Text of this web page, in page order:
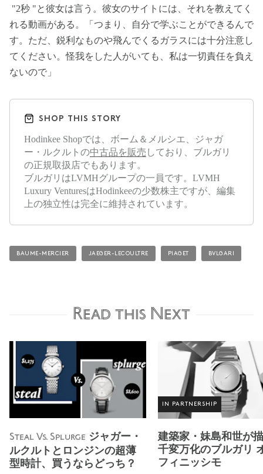
"2秒 "と彼女は言う。彼女のサイトには、それを教えてく
れる動画がある。「つまり、自分で学ぶことができるんで
す。ただ、鋭利なものや飛んでくるガラスには十分注意し
てください。怪我をした人がいても、私は一切責任を負え
ないので」
SHOP THIS STORY
Hodinkee Shopでは、ボーム＆メルシエ、ジャガ
ー・ルクルトの中古品を販売 しており、ブルガリ
の正規取扱店でもあります。
ブルガリはLVMHグループの一員です。LVMH
Luxury VenturesはHodinkeeの少数株主ですが、編集
上の独立性は完全に維持されています。
BAUME-MERCIER JAEGER-LECOULTRE PIAGET BVLGARI
Read this Next
Steal Vs. Splurge ジャガー・
ルクルトとロンジンの超薄
型時計、買うならどっち？
IN PARTNERSHIP
建築家・妹島和世が
千変万化のブルガリ
フィニッシモ